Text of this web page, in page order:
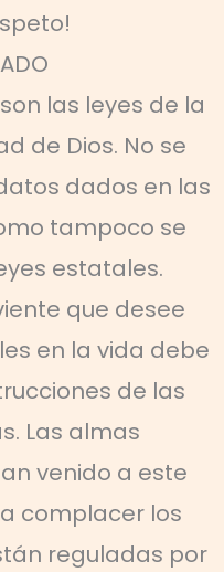
las leyes de la
de Dios. No se
dados en las
tampoco se
estatales.
que desee
en la vida debe
de las
Las almas
venido a este
complacer los
reguladas por